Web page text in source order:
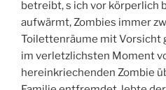
betreibt, s ich vor körperlich
aufwärmt, Zombies immer
Toilettenräume mit Vorsicht
im verletzlichsten Moment
hereinkriechenden Zombie